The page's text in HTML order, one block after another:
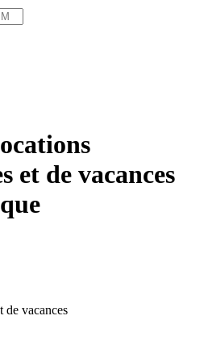
et de vacances
de vacances